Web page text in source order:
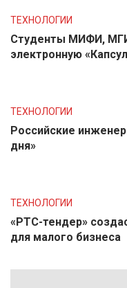
ТЕХНОЛОГИИ
Студенты МИФИ,
электронную
ТЕХНОЛОГИИ
Российские
дня»
ТЕХНОЛОГИИ
«РТС-тендер»
для малого бизнеса